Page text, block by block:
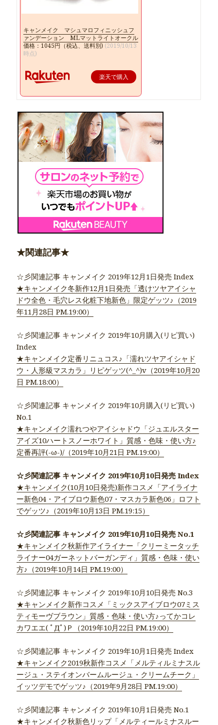
キャンメイク マシュマロフィニッシュフ
ァンデーション MLマットライトオークル
価格：1045円（税込、送料別) (2019/10/13
時点)
楽天で購入
★関連記事★
☆彡関連記事 キャンメイク 2019年12月1日発売 Index
★キャンメイク冬新作12月1日発売「透けツヤアイシャ
ドウ全色・毛穴レス化粧下地新色」限定ゲッツ♪（2019
年11月28日 PM.19:00）
☆彡関連記事 キャンメイク 2019年10月購入(リピ買い)
Index
★キャンメイク定番リニュコス♪「濡れツヤアイシャド
ウ・人形級マスカラ」リピゲッツ(^_^)v（2019年10月20
日 PM.18:00）
☆彡関連記事 キャンメイク 2019年10月購入(リピ買い)
No.1
★キャンメイク濡れつやアイシャドウ「ジュエルスター
アイズ10ハートスノーホワイト」質感・色味・使い方♪
定番再評(-ω-)/（2019年10月21日 PM.19:00）
☆彡関連記事 キャンメイク 2019年10月10日発売 Index
★キャンメイク(10月10日発売)新作コスメ「アイライナ
ー新色04・アイブロウ新色07・マスカラ新色06」ロフト
でゲッツ♪（2019年10月13日 PM.19:15）
☆彡関連記事 キャンメイク 2019年10月10日発売 No.1
★キャンメイク秋新作アイライナー「クリーミータッチ
ライナー04ガーネットバーガンディ」質感・色味・使い
方♪（2019年10月14日 PM.19:00）
☆彡関連記事 キャンメイク 2019年10月10日発売 No.3
★キャンメイク新作コスメ「ミックスアイブロウ07ミス
ティモーヴブラウン」質感・色味・使い方♪ってかコレ
カワエエ( ﾟДﾟ)Ｐ（2019年10月22日 PM.19:00）
☆彡関連記事 キャンメイク 2019年10月1日発売 Index
★キャンメイク2019秋新作コスメ「メルティルミナスル
ージュ・ステイオンバームルージュ・クリームチーク」
イッツデモでゲッツ♪（2019年9月28日 PM.19:00）
☆彡関連記事 キャンメイク 2019年10月1日発売 No.1
★キャンメイク秋新色リップ「メルティールミナスルー